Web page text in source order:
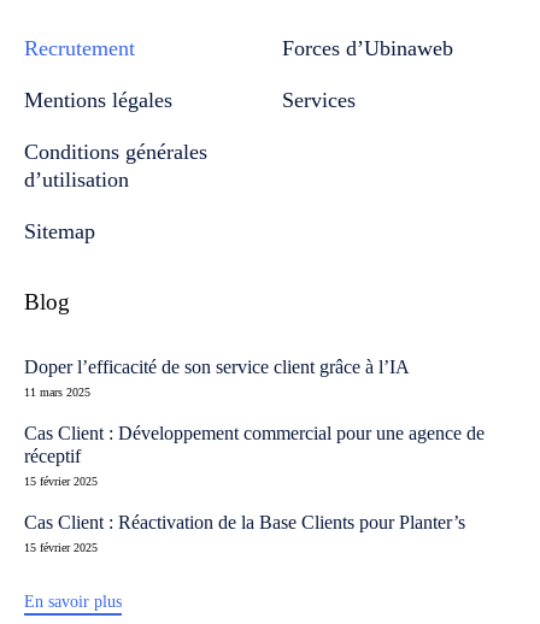
Recrutement
Mentions légales
Conditions générales
d’utilisation
Sitemap
Forces d’Ubinaweb
Services
Blog
Doper l’efficacité de son service client grâce à l’IA
11 mars 2025
Cas Client : Développement commercial pour une agence de
réceptif
15 février 2025
Cas Client : Réactivation de la Base Clients pour Planter’s
15 février 2025
En savoir plus